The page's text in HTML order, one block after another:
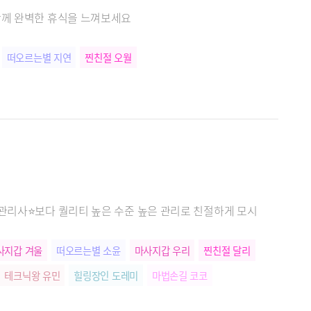
완벽한 휴식을 느껴보세요
떠오르는별 지연 찐친절 오월
사⭐️보다 퀄리티 높은 수준 높은 관리로 친절하게 모시
지갑 겨울 떠오르는별 소윤 마사지갑 우리
찐친절 달리
테크닉왕 유민 힐링장인 도레미
마법손길 코코